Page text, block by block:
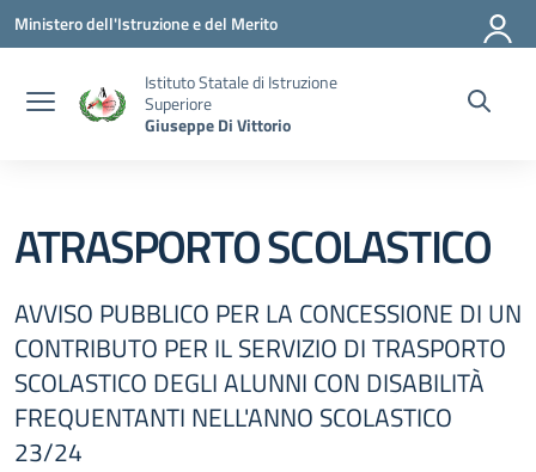
Vai ai contenuti
Vai al menu di navigazione
Vai al footer
Ministero dell'Istruzione e del Merito
Istituto Statale di Istruzione
Superiore
Giuseppe Di Vittorio
ATRASPORTO SCOLASTICO
AVVISO PUBBLICO PER LA CONCESSIONE DI UN
CONTRIBUTO PER IL SERVIZIO DI TRASPORTO
SCOLASTICO DEGLI ALUNNI CON DISABILITÀ
FREQUENTANTI NELL'ANNO SCOLASTICO
23/24